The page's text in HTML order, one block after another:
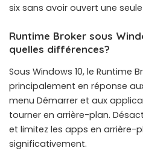
six sans avoir ouvert une
Runtime Broker sous
quelles différences?
Sous Windows 10, le Runtime
principalement en réponse
menu Démarrer et aux
tourner en arrière-plan.
et limitez les apps en arrière-
significativement.